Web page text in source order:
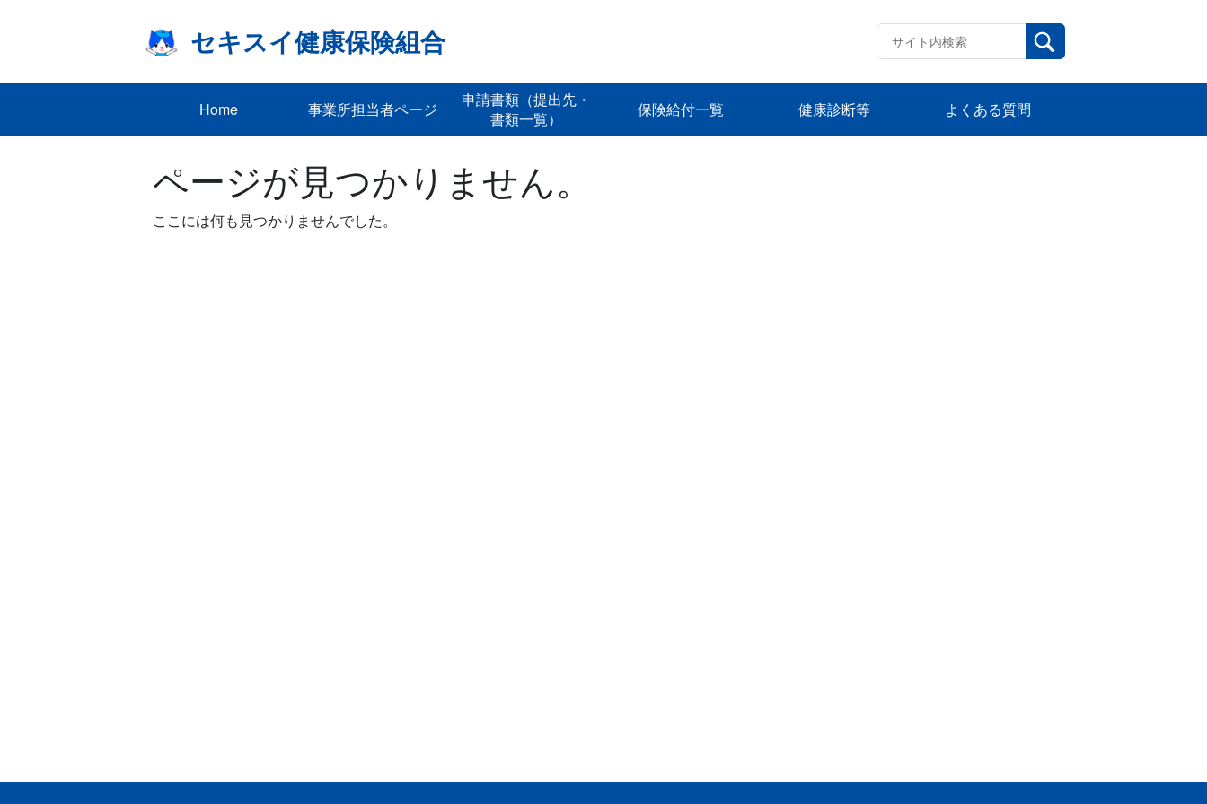
セキスイ健康保険組合
Home 事業所担当者ページ
申請書類（提出先・
書類一覧）
保険給付一覧 健康診断等 よくある質問
ページが見つかりません。
ここには何も見つかりませんでした。